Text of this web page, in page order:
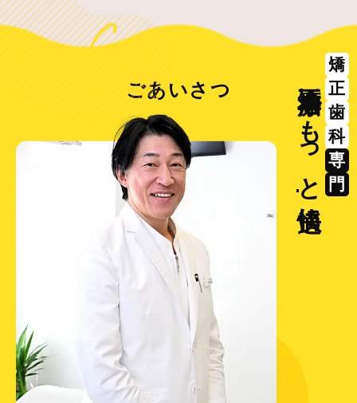
Greeting
ごあいさつ
矯
正
歯
科
専
門
矯正治療をもっと
快適
に